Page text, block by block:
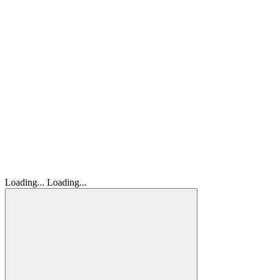
Loading... Loading...